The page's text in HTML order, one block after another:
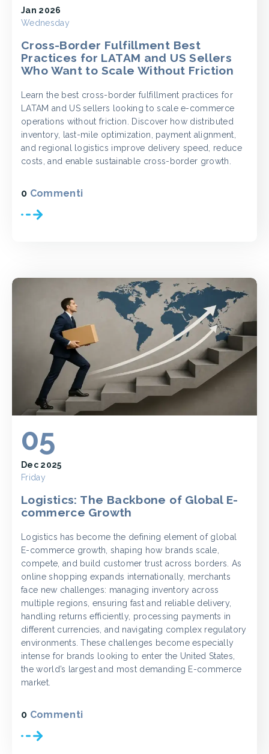
Jan 2026
Wednesday
Cross-Border Fulfillment Best
Practices for LATAM and US Sellers
Who Want to Scale Without Friction
Learn the best cross-border fulfillment practices for
LATAM and US sellers looking to scale e-commerce
operations without friction. Discover how distributed
inventory, last-mile optimization, payment alignment,
and regional logistics improve delivery speed, reduce
costs, and enable sustainable cross-border growth.
0 Commenti
05
Dec 2025
Friday
Logistics: The Backbone of Global E-
commerce Growth
Logistics has become the defining element of global
E-commerce growth, shaping how brands scale,
compete, and build customer trust across borders. As
online shopping expands internationally, merchants
face new challenges: managing inventory across
multiple regions, ensuring fast and reliable delivery,
handling returns efficiently, processing payments in
different currencies, and navigating complex regulatory
environments. These challenges become especially
intense for brands looking to enter the United States,
the world’s largest and most demanding E-commerce
market.
0 Commenti